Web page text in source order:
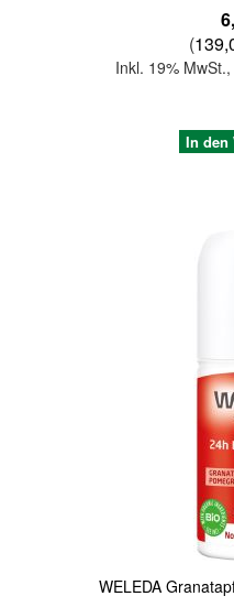
(
Inkl. 19% MwSt.,
In den
WELEDA